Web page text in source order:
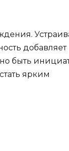
добавляет
быть
ярким